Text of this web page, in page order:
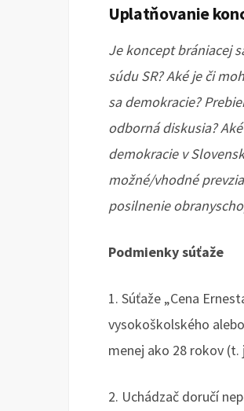
Uplatňovanie
Je koncept brániacej
súdu SR? Aké je či
sa demokracie?
odborná diskusia?
demokracie v
možné/vhodné
posilnenie
Podmienky súťaže
1. Súťaže „Cena
vysokoškolského
menej ako 28 rokov (t.
2. Uchádzač doručí